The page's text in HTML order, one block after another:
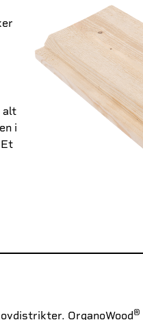
alt
i
OrganoWood®